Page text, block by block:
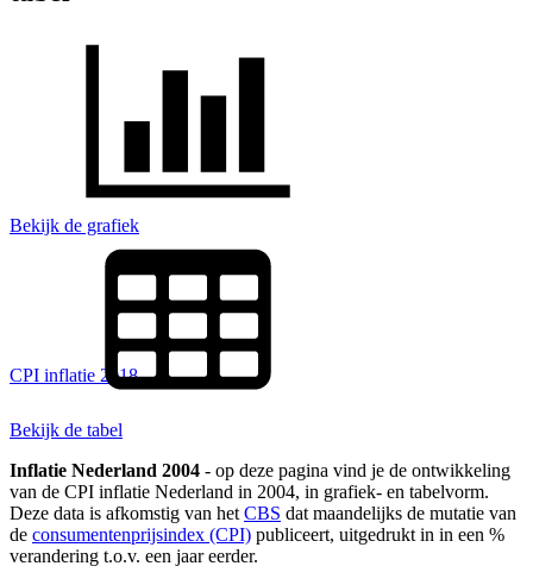
CPI inflatie 2018
Bekijk de grafiek
Bekijk de tabel
Inflatie Nederland 2004 - op deze pagina vind je de ontwikkeling
van de CPI inflatie Nederland in 2004, in grafiek- en tabelvorm.
Deze data is afkomstig van het CBS dat maandelijks de mutatie van
de consumentenprijsindex (CPI) publiceert, uitgedrukt in in een %
verandering t.o.v. een jaar eerder.